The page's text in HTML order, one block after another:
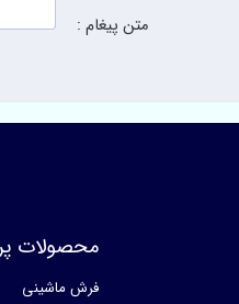
متن پیغام :
محصولات
فرش ماشینی